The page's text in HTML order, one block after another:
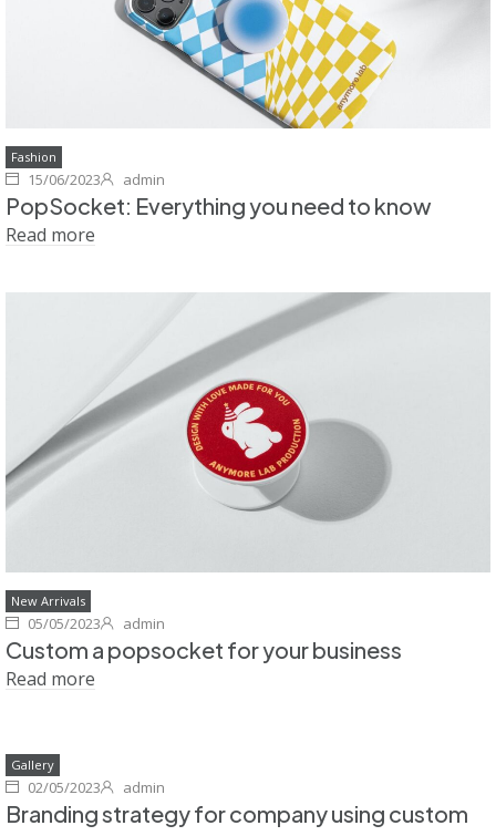
Fashion
15/06/2023 admin
PopSocket: Everything you need to know
Read more
New Arrivals
05/05/2023 admin
Custom a popsocket for your business
Read more
Gallery
02/05/2023 admin
Branding strategy for company using custom